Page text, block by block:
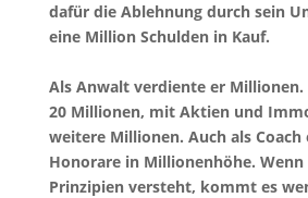
dafür die Ablehnung durch sein
eine Million Schulden in Kauf.
Als Anwalt verdiente er
20 Millionen, mit Aktien und
weitere Millionen. Auch als Coach
Honorare in Millionenhöhe. Wenn
Prinzipien versteht, kommt es